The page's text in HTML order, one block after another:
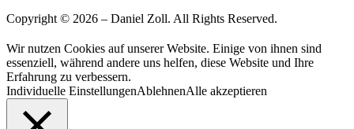
Copyright © 2026 – Daniel Zoll. All Rights Reserved.
Wir nutzen Cookies auf unserer Website. Einige von ihnen sind
essenziell, während andere uns helfen, diese Website und Ihre
Erfahrung zu verbessern.
Individuelle EinstellungenAblehnenAlle akzeptieren